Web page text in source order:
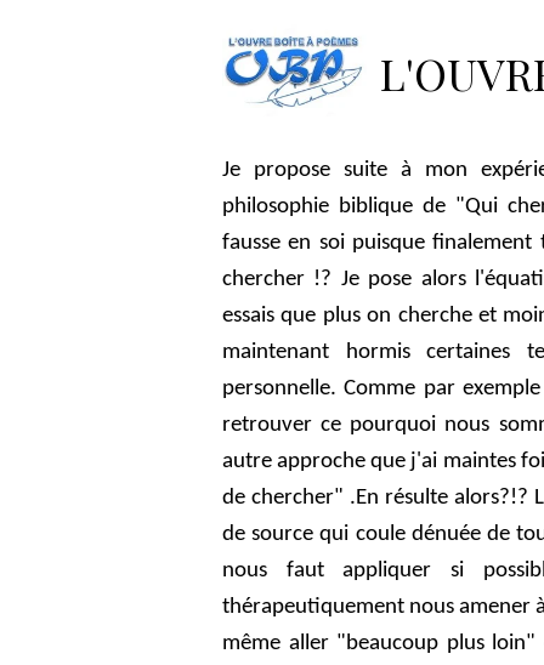
Trou de
Je propose suite à mon
philosophie biblique de "Qui
fausse en soi puisque
chercher !? Je pose alors
essais que plus on cherche et
maintenant hormis certaines
personnelle. Comme par
retrouver ce pourquoi nous
autre approche que j'ai maintes
de chercher" .En résulte alors?!?
de source qui coule dénuée de
nous faut appliquer si
thérapeutiquement nous amener
même aller "beaucoup plus loin"